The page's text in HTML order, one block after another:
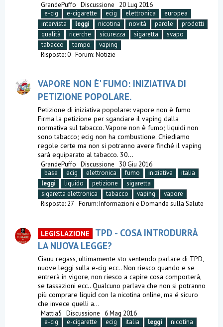
GrandePuffo Discussione
20 Lug 2016
e-cig
e-cigarette ecig elettronica
europea
intervista
leggi nicotina novità parole
prodotti
qualità
ricerche sicurezza sigaretta
svapo
tabacco
tempo
vaping
Risposte: 0 Forum:Notizie
VAPORE NON È' FUMO: INIZIATIVA DI
PETIZIONE POPOLARE.
Petizione di iniziativa popolare: vapore non è fumo
Firma la petizione per sganciare il vaping dalla
normativa sul tabacco. Vapore non è fumo; liquidi non
sono tabacco; ecig non ha combustione. Chiediamo
regole certe ma non si potranno avere finché il vaping
sarà equiparato al tabacco. 30...
GrandePuffo Discussione
30 Giu 2016
base
ecig elettronica fumo iniziativa
italia
leggi
liquido petizione
sigaretta
sigaretta elettronica
tabacco vaping
vapore
Risposte: 27 Forum:Informazioni e Domande sulla Salute
LEGISLAZIONE
TPD - COSA INTRODURRÀ
LA NUOVA LEGGE?
Ciauu regass, ultimamente sto sentendo parlare di TPD,
nuove leggi sulla e-cig ecc.. Non riesco quando e se
entrerà in vigore, non riesco a capire cosa comporterà,
se tassazioni ecc.. Qualcuno parlava che non si potranno
più comprare liquid con la nicotina online, ma é sicuro
che invece quelli a...
Mattia5 Discussione 6 Mag 2016
e-cig
e-cigarette ecig italia leggi
nicotina